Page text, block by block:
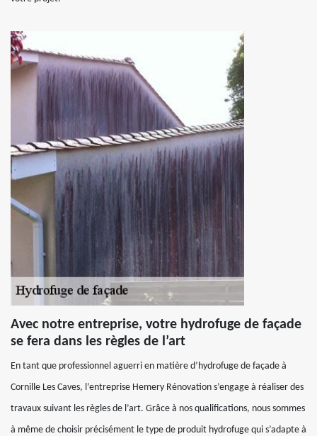
Avec notre entreprise, votre hydrofuge de façade
se fera dans les règles de l’art
En tant que professionnel aguerri en matière d’hydrofuge de façade à
Cornille Les Caves, l’entreprise Hemery Rénovation s’engage à réaliser des
travaux suivant les règles de l’art. Grâce à nos qualifications, nous sommes
à même de choisir précisément le type de produit hydrofuge qui s’adapte à